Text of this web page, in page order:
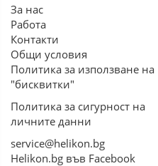
За нас
Работа
Контакти
Общи условия
Политика за използване на
"бисквитки"
Политика за сигурност на
личните данни
service@helikon.bg
Helikon.bg във Facebook